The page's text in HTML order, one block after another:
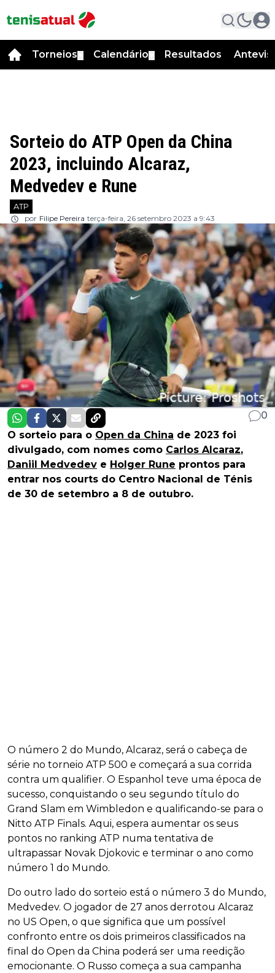
Torneios Calendário Resultados
Sorteio do ATP Open da China
2023, incluindo Alcaraz,
Medvedev e Rune
ATP
por Filipe Pereira terça-feira, 26 setembro 2023 a 9:43
0
O sorteio para o Open da China de 2023 foi
divulgado, com nomes como Carlos Alcaraz,
Daniil Medvedev e Holger Rune prontos para
entrar nos courts do Centro Nacional de Ténis
de 30 de setembro a 8 de outubro.
O número 2 do Mundo, Alcaraz, será o cabeça de
série no torneio ATP 500 e começará a sua corrida
contra um qualifier. O Espanhol teve uma época de
sucesso, conquistando o seu segundo título do
Grand Slam em Wimbledon e qualificando-se para o
Nitto ATP Finals. Aqui, espera aumentar os seus
pontos no ranking ATP numa tentativa de
ultrapassar Novak Djokovic e terminar o ano como
número 1 do Mundo.
Do outro lado do sorteio está o número 3 do Mundo,
Medvedev. O jogador de 27 anos derrotou Alcaraz
no US Open, o que significa que um possível
confronto entre os dois primeiros classificados na
final do Open da China poderá ser uma reedição
emocionante. O Russo começa a sua campanha